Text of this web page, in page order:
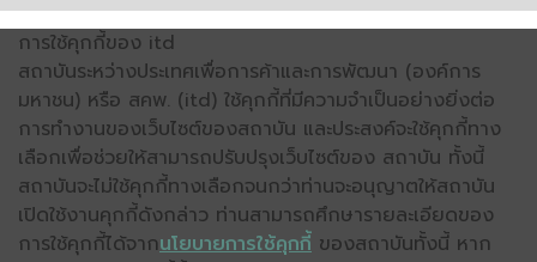
การใช้คุกกี้ของ itd
สถาบันระหว่างประเทศเพื่อการค้าและการพัฒนา (องค์การ
มหาชน) หรือ สคพ. (itd) ใช้คุกกี้ที่มีความจำเป็นอย่างยิ่งต่อ
การทำงานของเว็บไซต์ของสถาบัน และประสงค์จะใช้คุกกี้ทาง
เลือกเพื่อช่วยให้สามารถปรับปรุงเว็บไซต์ของ สถาบัน ทั้งนี้
สถาบันจะไม่ใช้คุกกี้ทางเลือกจนกว่าท่านจะอนุญาตให้สถาบัน
เปิดใช้งานคุกกี้ดังกล่าว ท่านสามารถศึกษารายละเอียดของ
การใช้คุกกี้ได้จากนโยบายการใช้คุกกี้ ของสถาบันทั้งนี้ หาก